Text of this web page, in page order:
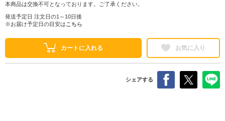
本商品は交換不可となっております。ご了承ください。
発送予定日 注文日の1～10日後
※お届け予定日の目安は こちら
カートに入れる お気に入り
シェアする